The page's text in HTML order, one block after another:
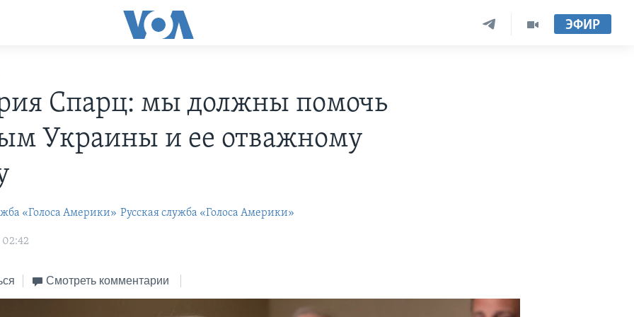
ЭФИР
Спарц: мы должны помочь
Украины и ее отважному
«Голоса Америки» Русская служба «Голоса Америки»
Смотреть комментарии